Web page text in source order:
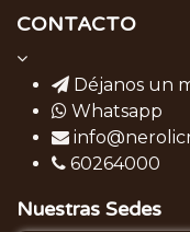
CONTACTO
Déjanos un
Whatsapp
60264000
Nuestras Sedes